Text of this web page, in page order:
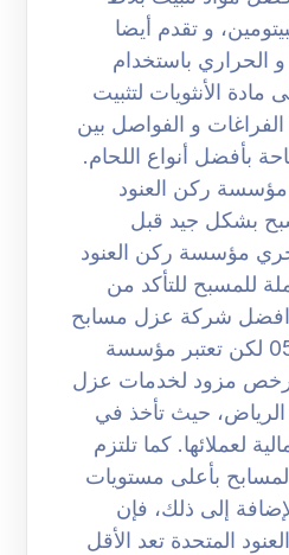
و تقدم أيضا
الحراري باستخدام
مادة الأنثويات لتثبيت
و الفواصل بين
بأفضل أنواع اللحام.
مؤسسة ركن العنود
بشكل جيد قبل
مؤسسة ركن العنود
للمسبح للتأكد من
افضل شركة عزل مسابح
بالرياض 0508251950 لكن تعتبر مؤسسة
أرخص مزود لخدمات عزل
حيث تأخذ في
لعملائها. كما تلتزم
بأعلى مستويات
إلى ذلك، فإن
المتحدة تعد الأقل